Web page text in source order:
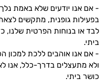
- אם אנו יודעים שלא באמת
בפעילות גופנית, מתקשים
לבד או בנוחות הפרטית שלנו,
ביתי.
- אם אנו אוהבים ללכת למכון
ולא מתעצלים בדרך-כלל, אנו
כושר ביתי.
זה הזמן להתחיל. איך